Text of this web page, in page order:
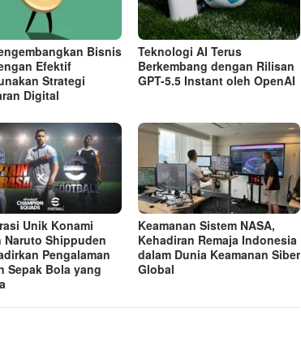
Bisnis
Efektif
Strategi
Digital
Teknologi AI Terus
Berkembang dengan Rilisan
GPT-5.5 Instant oleh OpenAI
Unik Konami
Naruto Shippuden
Pengalaman
Sepak Bola yang
Keamanan Sistem NASA,
Kehadiran Remaja Indonesia
dalam Dunia Keamanan Siber
Global